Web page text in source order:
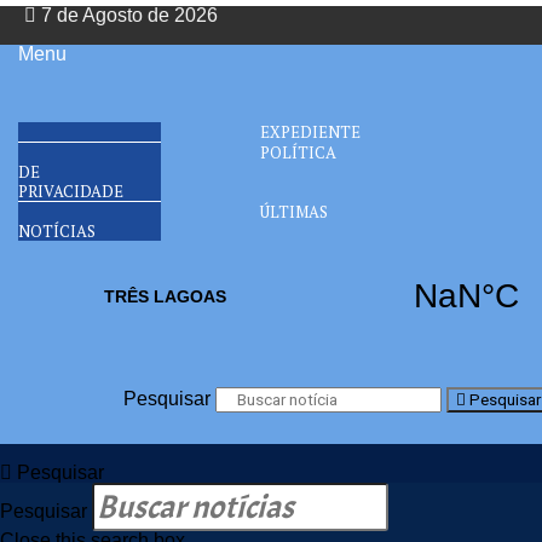
7 de Agosto de 2026
Menu
EXPEDIENTE
POLÍTICA
DE
PRIVACIDADE
ÚLTIMAS
NOTÍCIAS
Pesquisar Pesquisar
Pesquisar
Pesquisar